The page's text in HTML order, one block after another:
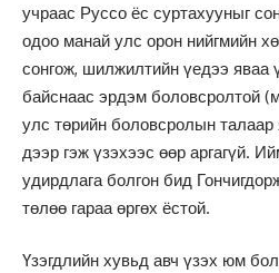
учраас Руссо ёс суртахууныг
одоо манай улс орон нийгмийн
сонгож, шилжилтийн үедээ яваа
байснаас эрдэм боловсролтой
улс төрийн боловсролын
дээр гэж үзэхээс өөр аргагүй.
удирдлага болгон бид
төлөө гараа өргөх ёстой.
Үзэгдлийн хувьд авч үзэх юм